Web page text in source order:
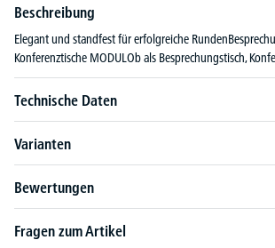
Beschreibung
Elegant und standfest für erfolgreiche
Konferenztische MODULOb als Besprechungstisch,
Technische Daten
Varianten
Bewertungen
Fragen zum Artikel